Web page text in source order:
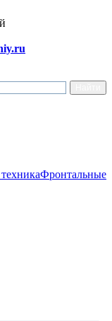
Фронтальные